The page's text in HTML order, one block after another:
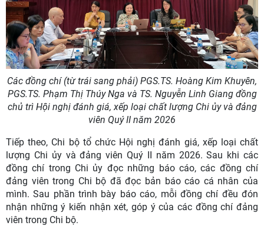
Các đồng chí (từ trái sang phải) PGS.TS. Hoàng Kim Khuyên,
PGS.TS. Phạm Thị Thúy Nga và TS. Nguyễn Linh Giang đồng
chủ trì Hội nghị đánh giá, xếp loại chất lượng Chi ủy và đảng
viên Quý II năm 2026
Tiếp theo, Chi bộ tổ chức Hội nghị đánh giá, xếp loại chất
lượng Chi ủy và đảng viên Quý II năm 2026. Sau khi các
đồng chí trong Chi ủy đọc những báo cáo, các đồng chí
đảng viên trong Chi bộ đã đọc bản báo cáo cá nhân của
mình. Sau phần trình bày báo cáo, mỗi đồng chí đều đón
nhận những ý kiến nhận xét, góp ý của các đồng chí đảng
viên trong Chi bộ.